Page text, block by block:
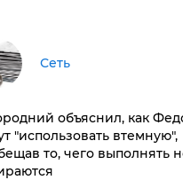
Сеть
объяснил, как
"использовать втемную",
то, чего выполнять